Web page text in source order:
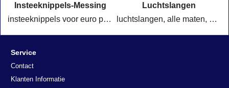
Insteeknippels-Messing
insteeknippels voor euro passing, duitse passing of orion passing
Luchtslangen
luchtslangen, alle maten, snelle levering
Service
Contact
Klanten Informatie